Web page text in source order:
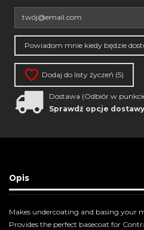
Dodaj do listy życzeń (5)
Dostawa (Odbiór w
Sprawdź opcje dostawy
Opis
Makes undercoating and basing your
Provides the perfect basecoat for